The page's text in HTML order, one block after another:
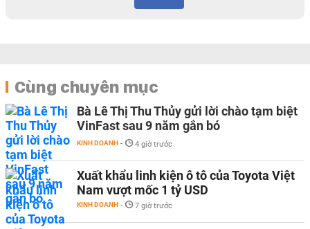
Cùng chuyên mục
Bà Lê Thị Thu Thủy gửi lời chào tạm biệt
VinFast sau 9 năm gắn bó
KINH DOANH - 4 giờ trước
Xuất khẩu linh kiện ô tô của Toyota Việt
Nam vượt mốc 1 tỷ USD
KINH DOANH - 7 giờ trước